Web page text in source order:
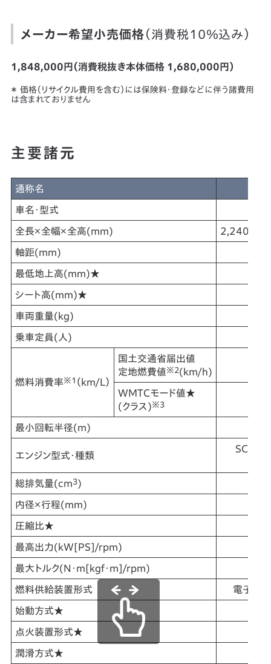
メーカー希望小売価格 （消費税10％込み）
1,848,000円（消費税抜き本体価格 1,680,000円）
＊ 価格（リサイクル費用を含む）には保険料・登録などに伴う諸費用
は含まれておりません
主要諸元
通称名
車名・型式
全長×全幅×全高(mm)
軸距(mm)
最低地上高(mm)★
シート高(mm)★
車両重量(kg)
乗車定員(人)
燃料消費率※1 （km/L）
国土交通省届出値
定地燃費値※2(km/h)
WMTCモード値★
(クラス)※3
最小回転半径(m)
エンジン型式・種類
SC88E
総排気量(cm3)
内径×行程(mm)
圧縮比★
最高出力(kW[PS]/rpm)
最大トルク(N・m[kgf・m]/rpm)
燃料供給装置形式 電子式
始動方式★
点火装置形式★
潤滑方式★